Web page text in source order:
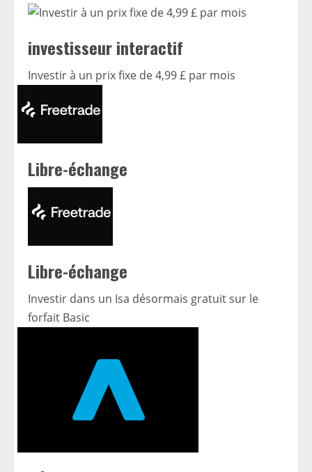
investisseur interactif
Investir à un prix fixe de 4,99 £ par mois
Libre-échange
Libre-échange
Investir dans un Isa désormais gratuit sur le
forfait Basic